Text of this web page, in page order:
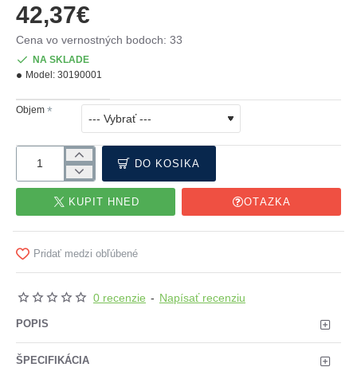
0 recenzie - Napísať recenziu
42,37€
Cena vo vernostných bodoch: 33
NA SKLADE
Model: 30190001
Objem
DO KOŠÍKA
KÚPIŤ HNEĎ OTÁZKA
Pridať medzi obľúbené
POPIS
ŠPECIFIKÁCIA